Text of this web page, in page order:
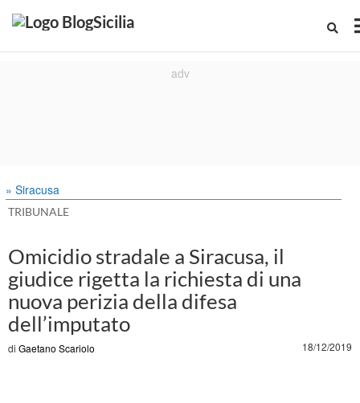
» Siracusa
TRIBUNALE
Omicidio stradale a Siracusa, il
giudice rigetta la richiesta di una
nuova perizia della difesa
dell’imputato
di Gaetano Scariolo 18/12/2019